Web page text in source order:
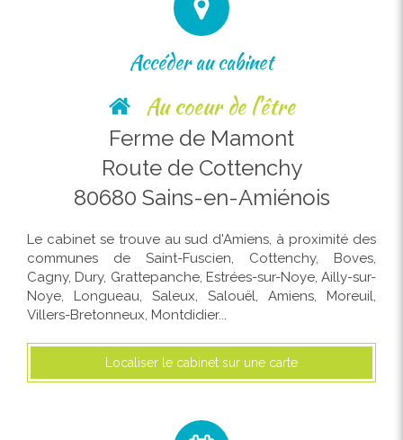
Accéder au cabinet
Au coeur de l'être
Ferme de Mamont
Route de Cottenchy
80680 Sains-en-Amiénois
Le cabinet se trouve au sud d'Amiens, à proximité des
communes de Saint-Fuscien, Cottenchy, Boves,
Cagny, Dury, Grattepanche, Estrées-sur-Noye, Ailly-sur-
Noye, Longueau, Saleux, Salouël, Amiens, Moreuil,
Villers-Bretonneux, Montdidier...
Localiser le cabinet sur une carte